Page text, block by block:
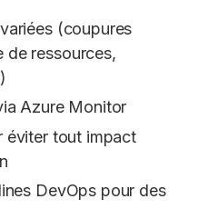
(coupures
de ressources,
Azure Monitor
éviter tout impact
DevOps pour des